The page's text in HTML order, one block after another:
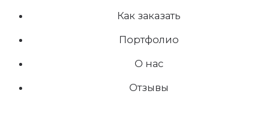
Как заказать
Портфолио
О нас
Отзывы